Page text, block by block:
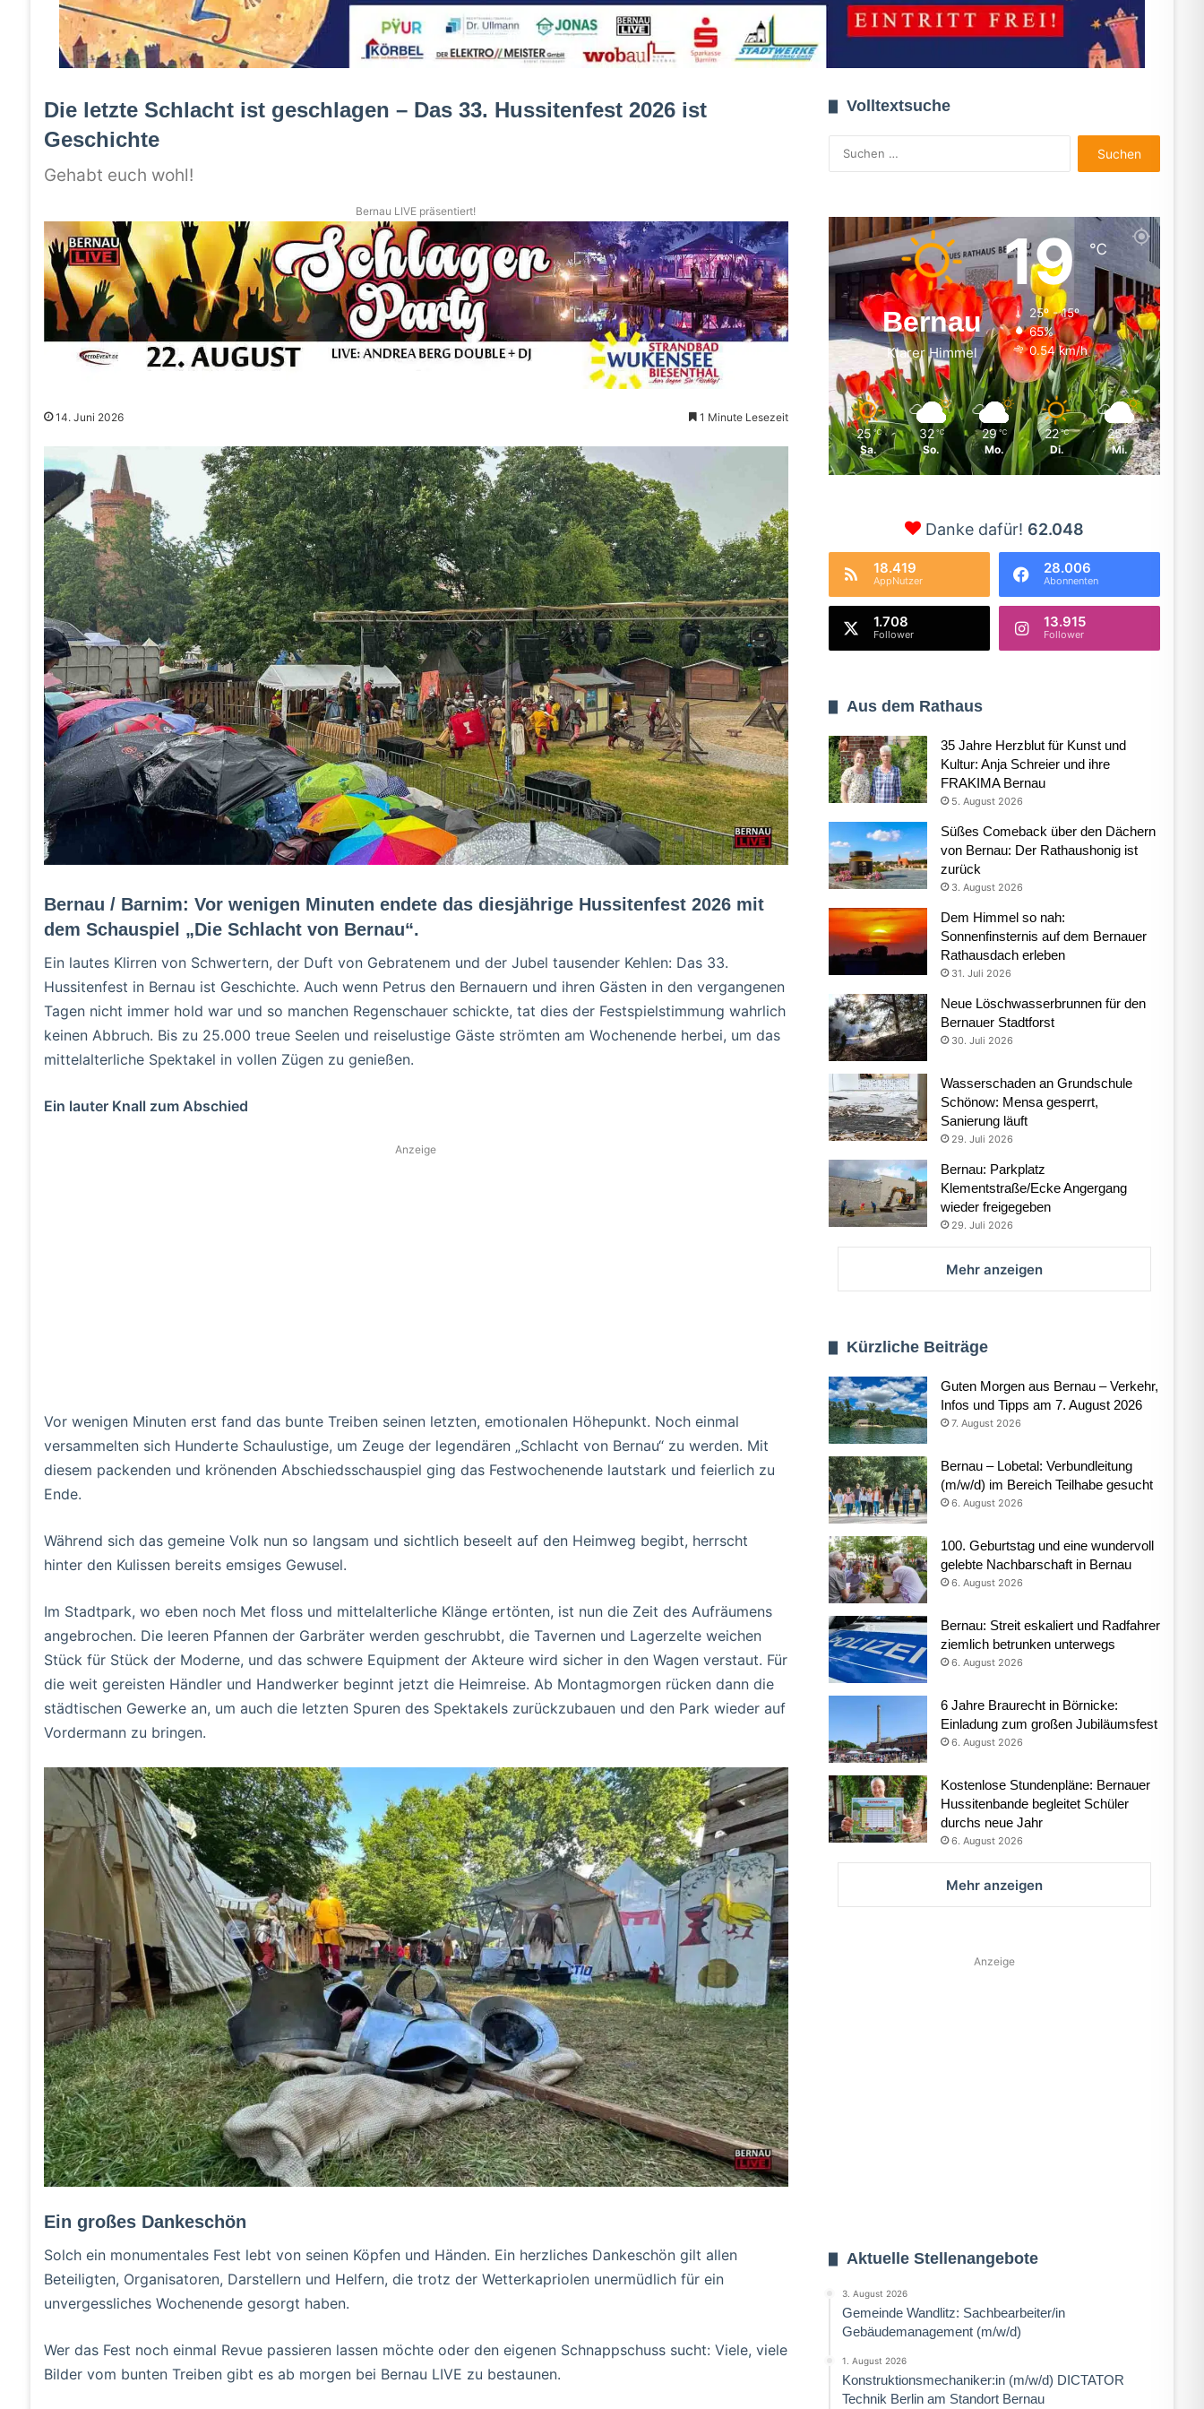
Die letzte Schlacht ist geschlagen – Das 33. Hussitenfest 2026 ist
Geschichte
Gehabt euch wohl!
Bernau LIVE präsentiert!
14. Juni 2026 1 Minute Lesezeit
Bernau / Barnim: Vor wenigen Minuten endete das diesjährige Hussitenfest 2026 mit
dem Schauspiel „Die Schlacht von Bernau“.
Ein lautes Klirren von Schwertern, der Duft von Gebratenem und der Jubel tausender Kehlen: Das 33.
Hussitenfest in Bernau ist Geschichte. Auch wenn Petrus den Bernauern und ihren Gästen in den vergangenen
Tagen nicht immer hold war und so manchen Regenschauer schickte, tat dies der Festspielstimmung wahrlich
keinen Abbruch. Bis zu 25.000 treue Seelen und reiselustige Gäste strömten am Wochenende herbei, um das
mittelalterliche Spektakel in vollen Zügen zu genießen.
Ein lauter Knall zum Abschied
Anzeige
Vor wenigen Minuten erst fand das bunte Treiben seinen letzten, emotionalen Höhepunkt. Noch einmal
versammelten sich Hunderte Schaulustige, um Zeuge der legendären „Schlacht von Bernau“ zu werden. Mit
diesem packenden und krönenden Abschiedsschauspiel ging das Festwochenende lautstark und feierlich zu
Ende.
Während sich das gemeine Volk nun so langsam und sichtlich beseelt auf den Heimweg begibt, herrscht
hinter den Kulissen bereits emsiges Gewusel.
Im Stadtpark, wo eben noch Met floss und mittelalterliche Klänge ertönten, ist nun die Zeit des Aufräumens
angebrochen. Die leeren Pfannen der Garbräter werden geschrubbt, die Tavernen und Lagerzelte weichen
Stück für Stück der Moderne, und das schwere Equipment der Akteure wird sicher in den Wagen verstaut. Für
die weit gereisten Händler und Handwerker beginnt jetzt die Heimreise. Ab Montagmorgen rücken dann die
städtischen Gewerke an, um auch die letzten Spuren des Spektakels zurückzubauen und den Park wieder auf
Vordermann zu bringen.
Ein großes Dankeschön
Solch ein monumentales Fest lebt von seinen Köpfen und Händen. Ein herzliches Dankeschön gilt allen
Beteiligten, Organisatoren, Darstellern und Helfern, die trotz der Wetterkapriolen unermüdlich für ein
unvergessliches Wochenende gesorgt haben.
Wer das Fest noch einmal Revue passieren lassen möchte oder den eigenen Schnappschuss sucht: Viele, viele
Bilder vom bunten Treiben gibt es ab morgen bei Bernau LIVE zu bestaunen.
Volltextsuche
nach:
Bernau
Klarer Himmel
19℃
25º - 15º
65%
0.54 km/h
25 ℃
Sa.
32 ℃
So.
29 ℃
Mo.
22 ℃
Di.
25 ℃
Mi.
Danke dafür! 62.048
18.419
AppNutzer
28.006
Abonnenten
1.708
Follower
13.915
Follower
Aus dem Rathaus
35 Jahre Herzblut für Kunst und
Kultur: Anja Schreier und ihre
FRAKIMA Bernau
5. August 2026
Süßes Comeback über den Dächern
von Bernau: Der Rathaushonig ist
zurück
3. August 2026
Dem Himmel so nah:
Sonnenfinsternis auf dem Bernauer
Rathausdach erleben
31. Juli 2026
Neue Löschwasserbrunnen für den
Bernauer Stadtforst
30. Juli 2026
Wasserschaden an Grundschule
Schönow: Mensa gesperrt,
Sanierung läuft
29. Juli 2026
Bernau: Parkplatz
Klementstraße/Ecke Angergang
wieder freigegeben
29. Juli 2026
Mehr anzeigen
Kürzliche Beiträge
Guten Morgen aus Bernau – Verkehr,
Infos und Tipps am 7. August 2026
7. August 2026
Bernau – Lobetal: Verbundleitung
(m/w/d) im Bereich Teilhabe gesucht
6. August 2026
100. Geburtstag und eine wundervoll
gelebte Nachbarschaft in Bernau
6. August 2026
Bernau: Streit eskaliert und Radfahrer
ziemlich betrunken unterwegs
6. August 2026
6 Jahre Braurecht in Börnicke:
Einladung zum großen Jubiläumsfest
6. August 2026
Kostenlose Stundenpläne: Bernauer
Hussitenbande begleitet Schüler
durchs neue Jahr
6. August 2026
Mehr anzeigen
Anzeige
Aktuelle Stellenangebote
3. August 2026
Gemeinde Wandlitz: Sachbearbeiter/in
Gebäudemanagement (m/w/d)
1. August 2026
Konstruktionsmechaniker:in (m/w/d) DICTATOR
Technik Berlin am Standort Bernau